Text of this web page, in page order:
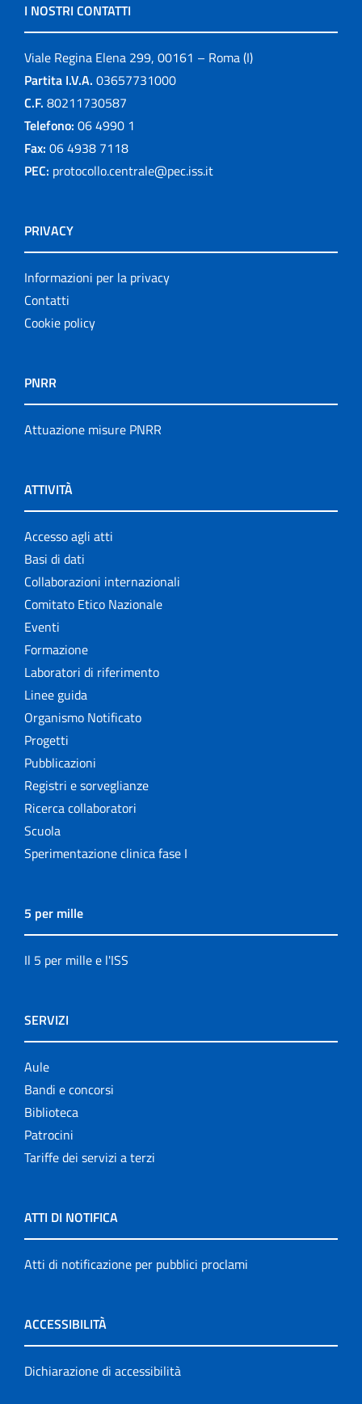
I NOSTRI CONTATTI
Viale Regina Elena 299, 00161 – Roma (I)
Partita I.V.A. 03657731000
C.F. 80211730587
Telefono: 06 4990 1
Fax: 06 4938 7118
PEC: protocollo.centrale@pec.iss.it
PRIVACY
Informazioni per la privacy
Contatti
Cookie policy
PNRR
Attuazione misure PNRR
ATTIVITÀ
Accesso agli atti
Basi di dati
Collaborazioni internazionali
Comitato Etico Nazionale
Eventi
Formazione
Laboratori di riferimento
Linee guida
Organismo Notificato
Progetti
Pubblicazioni
Registri e sorveglianze
Ricerca collaboratori
Scuola
Sperimentazione clinica fase I
5 per mille
Il 5 per mille e l'ISS
SERVIZI
Aule
Bandi e concorsi
Biblioteca
Patrocini
Tariffe dei servizi a terzi
ATTI DI NOTIFICA
Atti di notificazione per pubblici proclami
ACCESSIBILITÀ
Dichiarazione di accessibilità